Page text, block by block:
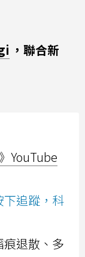
，聯合新
YouTube
下追蹤，科
痕退散、多